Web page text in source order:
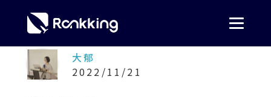
大郁
2022/11/21